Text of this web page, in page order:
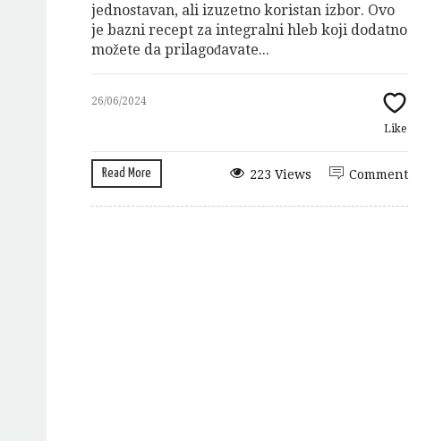
jednostavan, ali izuzetno koristan izbor. Ovo
je bazni recept za integralni hleb koji dodatno
možete da prilagođavate...
26/06/2024
Like
Read More Comment
223 Views